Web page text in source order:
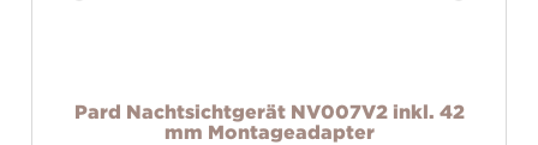
Pard Nachtsichtgerät NV007V2 inkl. 42
mm Montageadapter